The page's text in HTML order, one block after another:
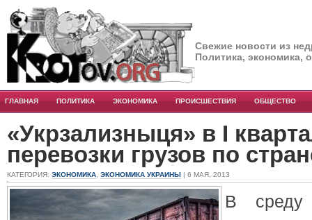
Свежие новости из
Политика, экономика,
ГЛАВНАЯ ПОЛИТИКА ЭКОНОМИКА ПРОИСШЕСТВИЯ ОБЩЕСТВО
«Укрзализныця» в I
перевозки грузов по
КАТЕГОРИЯ: ЭКОНОМИКА ЭКОНОМИКА УКРАИНЫ | 6 МАЯ, 2013
В среду